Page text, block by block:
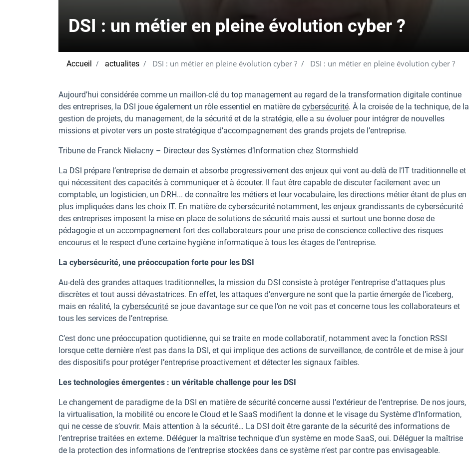
DSI : un métier en pleine évolution cyber ?
Accueil actualites DSI : un métier en pleine évolution cyber ? DSI : un métier en pleine évolution cyber ?
Aujourd’hui considérée comme un maillon-clé du top management au regard de la transformation digitale continue
des entreprises, la DSI joue également un rôle essentiel en matière de cybersécurité. À la croisée de la technique, de la
gestion de projets, du management, de la sécurité et de la stratégie, elle a su évoluer pour intégrer de nouvelles
missions et pivoter vers un poste stratégique d’accompagnement des grands projets de l’entreprise.
Tribune de Franck Nielacny – Directeur des Systèmes d’Information chez Stormshield
La DSI prépare l’entreprise de demain et absorbe progressivement des enjeux qui vont au-delà de l’IT traditionnelle et
qui nécessitent des capacités à communiquer et à écouter. Il faut être capable de discuter facilement avec un
comptable, un logisticien, un DRH... de connaître les métiers et leur vocabulaire, les directions métier étant de plus en
plus impliquées dans les choix IT. En matière de cybersécurité notamment, les enjeux grandissants de cybersécurité
des entreprises imposent la mise en place de solutions de sécurité mais aussi et surtout une bonne dose de
pédagogie et un accompagnement fort des collaborateurs pour une prise de conscience collective des risques
encourus et le respect d’une certaine hygiène informatique à tous les étages de l’entreprise.
La cybersécurité, une préoccupation forte pour les DSI
Au-delà des grandes attaques traditionnelles, la mission du DSI consiste à protéger l’entreprise d’attaques plus
discrètes et tout aussi dévastatrices. En effet, les attaques d’envergure ne sont que la partie émergée de l’iceberg,
mais en réalité, la cybersécurité se joue davantage sur ce que l’on ne voit pas et concerne tous les collaborateurs et
tous les services de l’entreprise.
C’est donc une préoccupation quotidienne, qui se traite en mode collaboratif, notamment avec la fonction RSSI
lorsque cette dernière n’est pas dans la DSI, et qui implique des actions de surveillance, de contrôle et de mise à jour
des dispositifs pour protéger l’entreprise proactivement et détecter les signaux faibles.
Les technologies émergentes : un véritable challenge pour les DSI
Le changement de paradigme de la DSI en matière de sécurité concerne aussi l’extérieur de l’entreprise. De nos jours,
la virtualisation, la mobilité ou encore le Cloud et le SaaS modifient la donne et le visage du Système d’Information,
qui ne cesse de s’ouvrir. Mais attention à la sécurité… La DSI doit être garante de la sécurité des informations de
l’entreprise traitées en externe. Déléguer la maîtrise technique d’un système en mode SaaS, oui. Déléguer la maîtrise
de la protection des informations de l’entreprise stockées dans ce système n’est par contre pas envisageable.